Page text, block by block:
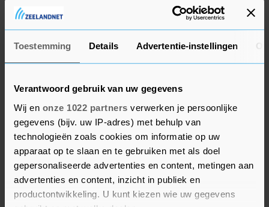
Toestemming Details Advertentie-instellingen
Verantwoord gebruik van uw gegevens
Wij en onze 1022 partners verwerken je persoonlijke
gegevens (bijv. uw IP-adres) met behulp van
technologieën zoals cookies om informatie op uw
apparaat op te slaan en te gebruiken met als doel
gepersonaliseerde advertenties en content, metingen aan
advertenties en content, inzicht in publiek en
productontwikkeling. U kunt kiezen wie uw gegevens
Mensen zouden er goed aan doen ook op zonnige
dagen voorbij "het gebruikelijke park in je stad"
te lopen. Ga desnoods een aantal kilometer
Grapperhaus.